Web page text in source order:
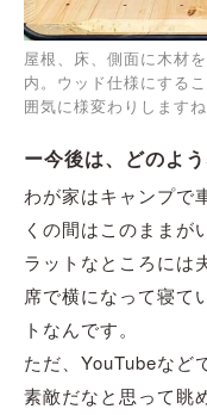
屋根、床、側面に木材
内。ウッド仕様にする
囲気に様変わりしますね
ー今後は、どのよ
わが家はキャンプで
くの間はこのままが
ラットなところには
席で横になって寝て
トなんです。
ただ、YouTubeなど
素敵だなと思って眺